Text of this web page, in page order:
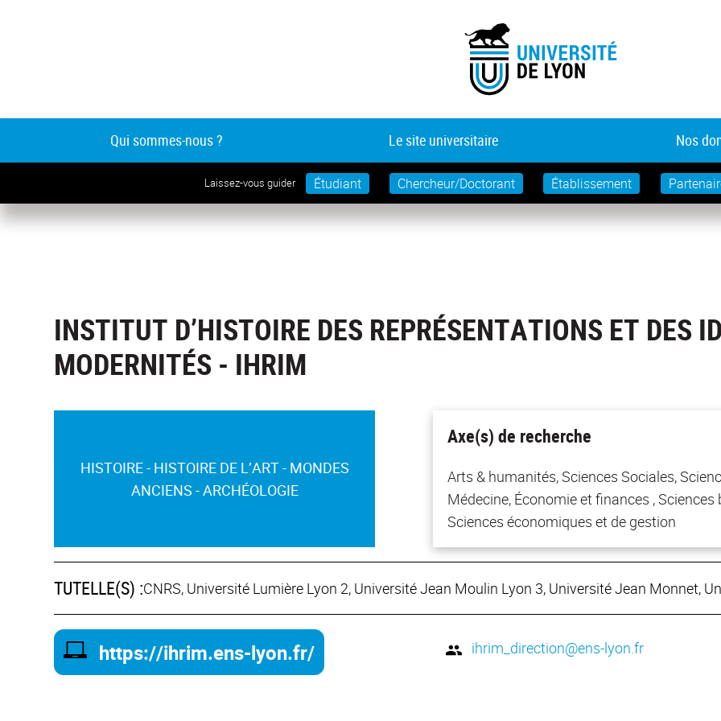
Qui sommes-nous ? Le site universitaire Nos
Laissez-vous guider Étudiant Chercheur/Doctorant Établissement
INSTITUT D’HISTOIRE DES REPRÉSENTATIONS ET DES
MODERNITÉS - IHRIM
https://ihrim.ens-lyon.fr/
TUTELLE(S) :CNRS, Université Lumière Lyon 2, Université Jean Moulin Lyon 3, Université Jean Monnet,
Axe(s) de recherche
Arts & humanités, Sciences Sociales,
Médecine, Économie et finances ,
Sciences économiques et de gestion
HISTOIRE - HISTOIRE DE L’ART - MONDES
ANCIENS - ARCHÉOLOGIE
ihrim_direction@ens-lyon.fr